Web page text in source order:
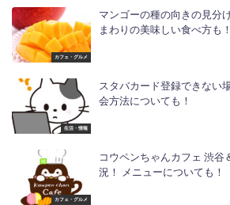
カフェ・グルメ
マンゴーの種の向きの見分
まわりの美味しい食べ方も！
生活・情報
スタバカード登録できない
会方法についても！
カフェ・グルメ
コウペンちゃんカフェ 渋谷
況！ メニューについても！